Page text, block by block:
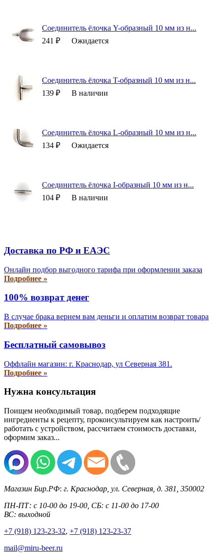
Соединитель ёлочка Y-образный 10 мм из н...
241 ₽
Ожидается
Соединитель ёлочка T-образный 10 мм из н...
139 ₽
В наличии
Соединитель ёлочка L-образный 10 мм из н...
134 ₽
Ожидается
Соединитель ёлочка I-образный 10 мм из н...
104 ₽
В наличии
Доставка по РФ и EAЭС
Онлайн подбор выгодного тарифа при оформлении заказа
Подробнее »
100% возврат денег
В случае брака вернем вам деньги и оплатим возврат товара
Подробнее »
Бесплатный самовывоз
Оффлайн магазин: г. Краснодар, ул Северная 381.
Подробнее »
Нужна консультация
Поищем необходимый товар, подберем подходящие
ингредиенты к рецепту, проконсультируем как настроить/
работать с устройством, рассчитаем стоимость доставки,
оформим заказ...
Магазин Бир.РФ: г. Краснодар ул. Северная, д. 381 350002
ПН-ПТ: с 10-00 до 19-00, СБ: с 11-00 до 17-00
ВС: выходной
+7 (918) 123-23-32, +7 (918) 123-23-37
mail@miru-beer.ru